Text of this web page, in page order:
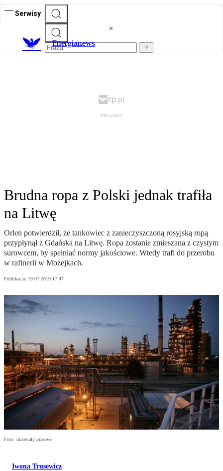
Serwisy
Energianews
Brudna ropa z Polski jednak trafiła
na Litwę
Orlen potwierdził, że tankowiec z zanieczyszczoną rosyjską ropą
przypłynął z Gdańska na Litwę. Ropa zostanie zmieszana z czystym
surowcem, by spełniać normy jakościowe. Wtedy trafi do przerobu
w rafinerii w Możejkach.
Publikacja: 19.07.2019 17:47
Foto: materiały prasowe
Iwona Trusewicz